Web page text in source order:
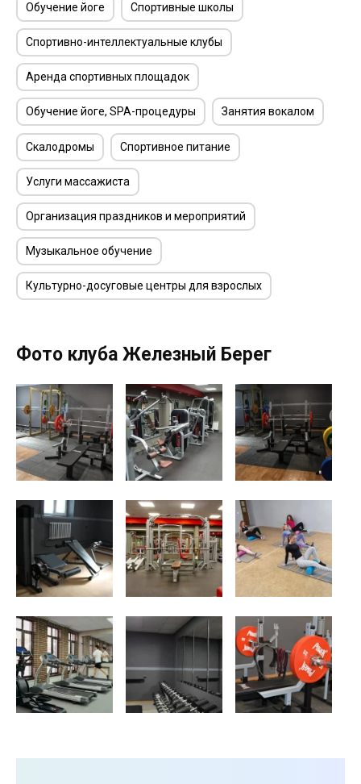
Обучение йоге Спортивные школы
Спортивно-интеллектуальные клубы
Аренда спортивных площадок
Обучение йоге, SPA-процедуры Занятия вокалом
Скалодромы Спортивное питание
Услуги массажиста
Организация праздников и мероприятий
Музыкальное обучение
Культурно-досуговые центры для взрослых
Фото клуба Железный Берег